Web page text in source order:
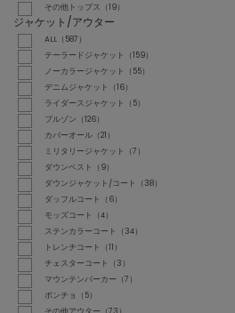
その他トップス（19）
ジャケット/アウター
ALL（587）
テーラードジャケット（159）
ノーカラージャケット（55）
デニムジャケット（16）
ライダースジャケット（5）
ブルゾン（126）
カバーオール（21）
ミリタリージャケット（7）
ダウンベスト（9）
ダウンジャケット/コート（38）
ダッフルコート（6）
モッズコート（4）
ステンカラーコート（34）
トレンチコート（11）
チェスターコート（3）
マウンテンパーカー（7）
ポンチョ（5）